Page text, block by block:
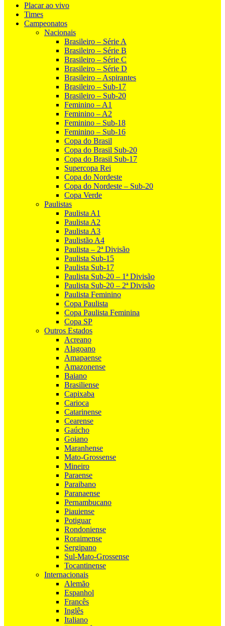
Placar ao vivo
Times
Campeonatos
Nacionais
Brasileiro – Série A
Brasileiro – Série B
Brasileiro – Série C
Brasileiro – Série D
Brasileiro – Aspirantes
Brasileiro – Sub-17
Brasileiro – Sub-20
Feminino – A1
Feminino – A2
Feminino – Sub-18
Feminino – Sub-16
Copa do Brasil
Copa do Brasil Sub-20
Copa do Brasil Sub-17
Supercopa Rei
Copa do Nordeste
Copa do Nordeste – Sub-20
Copa Verde
Paulistas
Paulista A1
Paulista A2
Paulista A3
Paulistão A4
Paulista – 2ª Divisão
Paulista Sub-15
Paulista Sub-17
Paulista Sub-20 – 1ª Divisão
Paulista Sub-20 – 2ª Divisão
Paulista Feminino
Copa Paulista
Copa Paulista Feminina
Copa SP
Outros Estados
Acreano
Alagoano
Amapaense
Amazonense
Baiano
Brasiliense
Capixaba
Carioca
Catarinense
Cearense
Gaúcho
Goiano
Maranhense
Mato-Grossense
Mineiro
Paraense
Paraibano
Paranaense
Pernambucano
Piauiense
Potiguar
Rondoniense
Roraimense
Sergipano
Sul-Mato-Grossense
Tocantinense
Internacionais
Alemão
Espanhol
Francês
Inglês
Italiano